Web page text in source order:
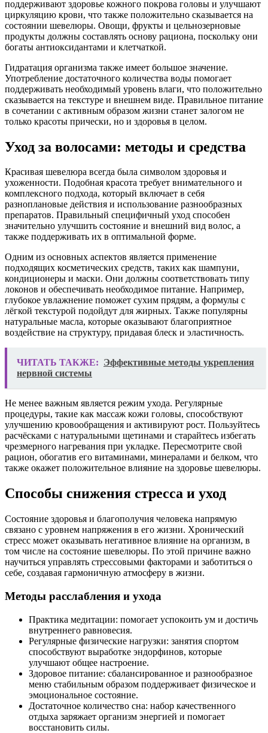
поддерживают здоровье кожного покрова головы и улучшают
циркуляцию крови, что также положительно сказывается на
состоянии шевелюры. Овощи, фрукты и цельнозерновые
продукты должны составлять основу рациона, поскольку они
богаты антиоксидантами и клетчаткой.
Гидратация организма также имеет большое значение.
Употребление достаточного количества воды помогает
поддерживать необходимый уровень влаги, что положительно
сказывается на текстуре и внешнем виде. Правильное питание
в сочетании с активным образом жизни станет залогом не
только красоты прически, но и здоровья в целом.
Уход за волосами: методы и средства
Красивая шевелюра всегда была символом здоровья и
ухоженности. Подобная красота требует внимательного и
комплексного подхода, который включает в себя
разноплановые действия и использование разнообразных
препаратов. Правильный специфичный уход способен
значительно улучшить состояние и внешний вид волос, а
также поддерживать их в оптимальной форме.
Одним из основных аспектов является применение
подходящих косметических средств, таких как шампуни,
кондиционеры и маски. Они должны соответствовать типу
локонов и обеспечивать необходимое питание. Например,
глубокое увлажнение поможет сухим прядям, а формулы с
лёгкой текстурой подойдут для жирных. Также популярны
натуральные масла, которые оказывают благоприятное
воздействие на структуру, придавая блеск и эластичность.
ЧИТАТЬ ТАКЖЕ: Эффективные методы укрепления
нервной системы
Не менее важным является режим ухода. Регулярные
процедуры, такие как массаж кожи головы, способствуют
улучшению кровообращения и активируют рост. Пользуйтесь
расчёсками с натуральными щетинами и старайтесь избегать
чрезмерного нагревания при укладке. Пересмотрите свой
рацион, обогатив его витаминами, минералами и белком, что
также окажет положительное влияние на здоровье шевелюры.
Способы снижения стресса и уход
Состояние здоровья и благополучия человека напрямую
связано с уровнем напряжения в его жизни. Хронический
стресс может оказывать негативное влияние на организм, в
том числе на состояние шевелюры. По этой причине важно
научиться управлять стрессовыми факторами и заботиться о
себе, создавая гармоничную атмосферу в жизни.
Методы расслабления и ухода
Практика медитации: помогает успокоить ум и достичь
внутреннего равновесия.
Регулярные физические нагрузки: занятия спортом
способствуют выработке эндорфинов, которые
улучшают общее настроение.
Здоровое питание: сбалансированное и разнообразное
меню стабильным образом поддерживает физическое и
эмоциональное состояние.
Достаточное количество сна: набор качественного
отдыха заряжает организм энергией и помогает
восстановить силы.